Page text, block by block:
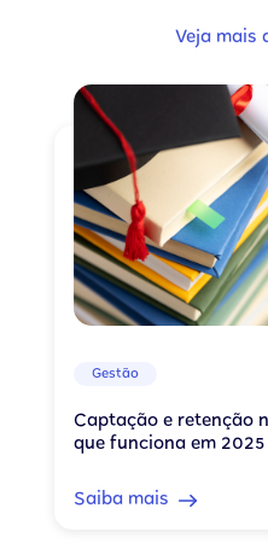
Veja mais
Gestão
Captação e retenção
que funciona em 2025
Saiba mais